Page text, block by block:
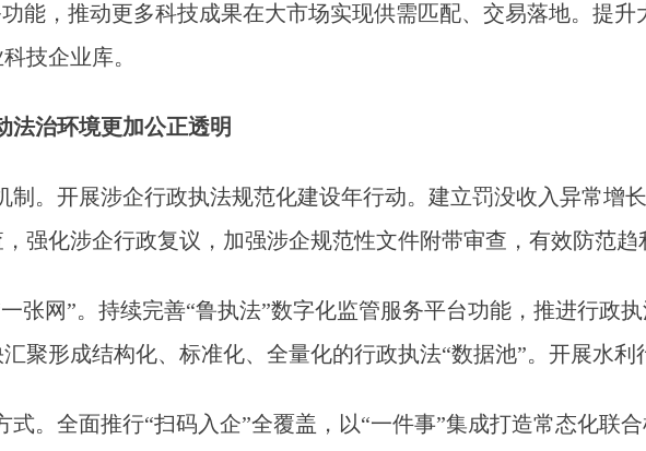
能，推动更多科技成果在大市场实现供需匹配、交易落地。提
技企业库。
法治环境更加公正透明
制。开展涉企行政执法规范化建设年行动。建立罚没收入异常增
强化涉企行政复议，加强涉企规范性文件附带审查，有效防范趋
一张网”。持续完善“鲁执法”数字化监管服务平台功能，推进行政
聚形成结构化、标准化、全量化的行政执法“数据池”。开展水利
式。全面推行“扫码入企”全覆盖，以“一件事”集成打造常态化联